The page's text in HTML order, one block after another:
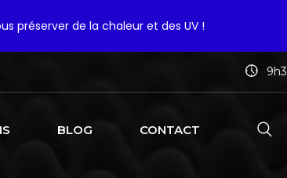
BLOG CONTACT
préserver de la chaleur et des UV !